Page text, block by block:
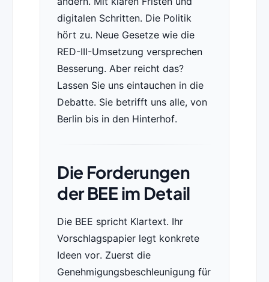
digitalen Schritten. Die Politik
hört zu. Neue Gesetze wie die
RED-III-Umsetzung versprechen
Besserung. Aber reicht das?
Lassen Sie uns eintauchen in die
Debatte. Sie betrifft uns alle, von
Berlin bis in den Hinterhof.
Die Forderungen
der BEE im Detail
Die BEE spricht Klartext. Ihr
Vorschlagspapier legt konkrete
Ideen vor. Zuerst die
Genehmigungsbeschleunigung für